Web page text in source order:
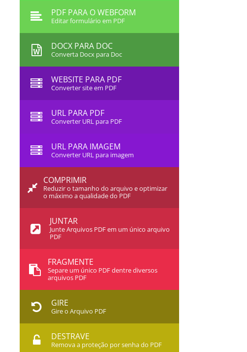
PDF PARA O WEBFORM
Editar formulário em PDF
DOCX PARA DOC
Converta Docx para Doc
WEBSITE PARA PDF
Converter site em PDF
URL PARA PDF
Converter URL para PDF
URL PARA IMAGEM
Converter URL para imagem
COMPRIMIR
Reduzir o tamanho do arquivo e optimizar
o máximo a qualidade do PDF
JUNTAR
Junte Arquivos PDF em um único arquivo
PDF
FRAGMENTE
Separe um único PDF dentre diversos
arquivos PDF
GIRE
Gire o Arquivo PDF
DESTRAVE
Remova a proteção por senha do PDF